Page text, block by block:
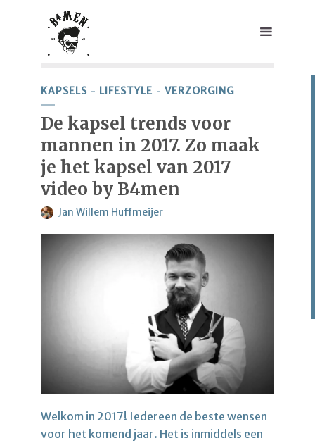
KAPSELS LIFESTYLE VERZORGING
De kapsel trends voor
mannen in 2017. Zo maak
je het kapsel van 2017
video by B4men
Jan Willem Huffmeijer
Welkom in 2017! Iedereen de beste wensen
voor het komend jaar. Het is inmiddels een